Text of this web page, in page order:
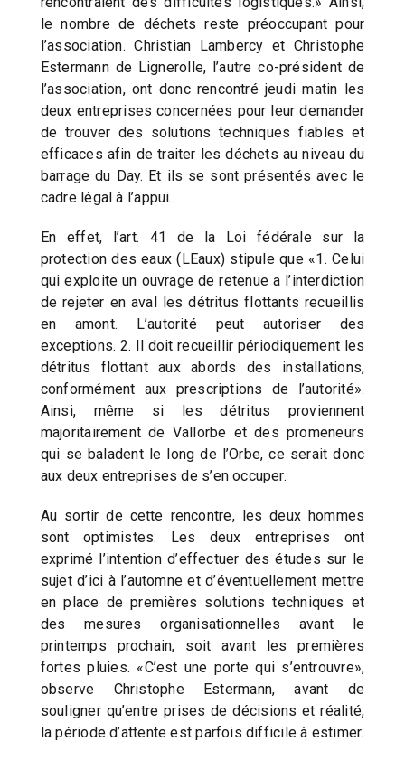
le nombre de déchets reste préoccupant pour
l’association. Christian Lambercy et Christophe
Estermann de Lignerolle, l’autre co-président de
l’association, ont donc rencontré jeudi matin les
deux entreprises concernées pour leur demander
de trouver des solutions techniques fiables et
efficaces afin de traiter les déchets au niveau du
barrage du Day. Et ils se sont présentés avec le
cadre légal à l’appui.
En effet, l’art. 41 de la Loi fédérale sur la
protection des eaux (LEaux) stipule que «1. Celui
qui exploite un ouvrage de retenue a l’interdiction
de rejeter en aval les détritus flottants recueillis
en amont. L’autorité peut autoriser des
exceptions. 2. Il doit recueillir périodiquement les
détritus flottant aux abords des installations,
conformément aux prescriptions de l’autorité».
Ainsi, même si les détritus proviennent
majoritairement de Vallorbe et des promeneurs
qui se baladent le long de l’Orbe, ce serait donc
aux deux entreprises de s’en occuper.
Au sortir de cette rencontre, les deux hommes
sont optimistes. Les deux entreprises ont
exprimé l’intention d’effectuer des études sur le
sujet d’ici à l’automne et d’éventuellement mettre
en place de premières solutions techniques et
des mesures organisationnelles avant le
printemps prochain, soit avant les premières
fortes pluies. «C’est une porte qui s’entrouvre»,
observe Christophe Estermann, avant de
souligner qu’entre prises de décisions et réalité,
la période d’attente est parfois difficile à estimer.